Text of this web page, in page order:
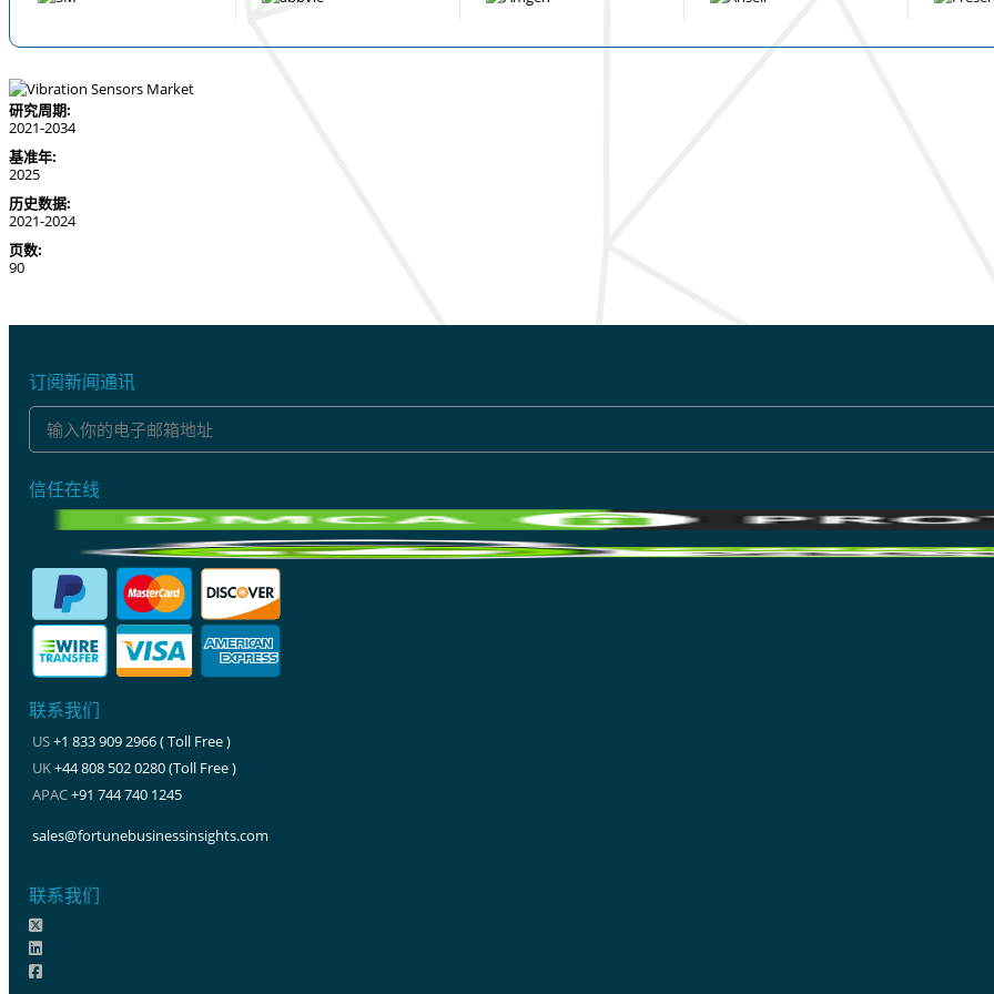
研究周期:
2021-2034
基准年:
2025
历史数据:
2021-2024
页数:
90
订阅新闻通讯
信任在线
联系我们
US+1 833 909 2966 ( Toll Free )
UK+44 808 502 0280 (Toll Free )
APAC+91 744 740 1245
sales@fortunebusinessinsights.com
联系我们